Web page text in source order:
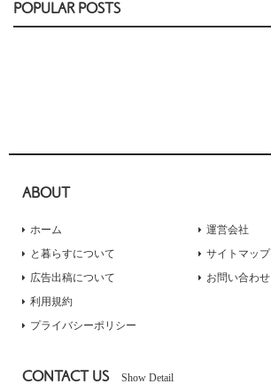
POPULAR POSTS
ABOUT
ホーム
と暮らすについて
広告出稿について
運営会社
サイトマップ
お問い合わせ
利用規約
プライバシーポリシー
CONTACT US Show Detail